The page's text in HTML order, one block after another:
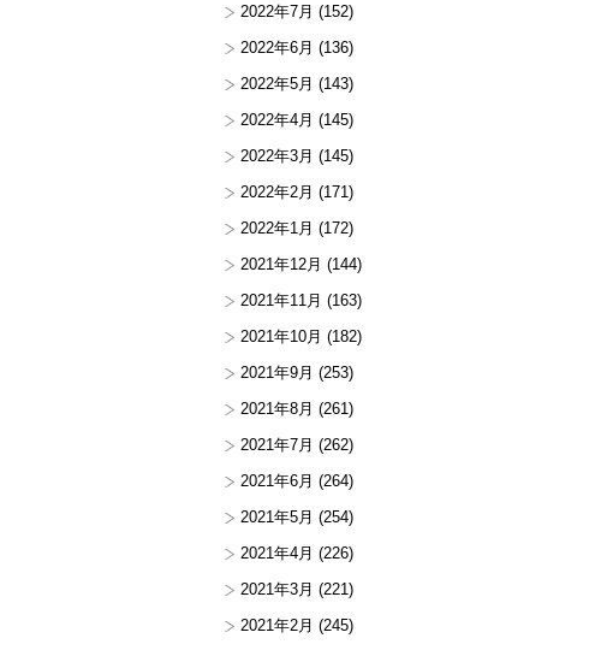
2022年7月 (152)
2022年6月 (136)
2022年5月 (143)
2022年4月 (145)
2022年3月 (145)
2022年2月 (171)
2022年1月 (172)
2021年12月 (144)
2021年11月 (163)
2021年10月 (182)
2021年9月 (253)
2021年8月 (261)
2021年7月 (262)
2021年6月 (264)
2021年5月 (254)
2021年4月 (226)
2021年3月 (221)
2021年2月 (245)